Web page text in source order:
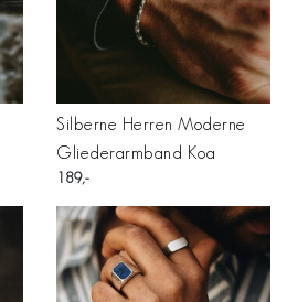
Silberne Herren Moderne
Gliederarmband Koa
189